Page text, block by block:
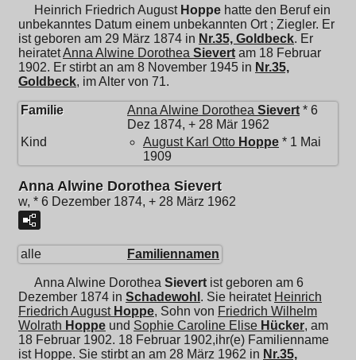
Heinrich Friedrich August Hoppe hatte den Beruf ein
unbekanntes Datum einem unbekannten Ort ; Ziegler. Er
ist geboren am 29 März 1874 in Nr.35, Goldbeck. Er
heiratetAnna Alwine Dorothea Sievert am 18 Februar
1902. Er stirbt an am 8 November 1945 in Nr.35,
Goldbeck, im Alter von 71.
Familie Anna Alwine Dorothea Sievert * 6
Dez 1874, + 28 Mär 1962
Kind
August Karl Otto Hoppe * 1 Mai
1909
Anna Alwine Dorothea Sievert
w, * 6 Dezember 1874, + 28 März 1962
alle Familiennamen
Anna Alwine Dorothea Sievert ist geboren am 6
Dezember 1874 in Schadewohl . Sie heiratet Heinrich
Friedrich August Hoppe, Sohn von Friedrich Wilhelm
Wolrath Hoppe und Sophie Caroline Elise Hücker, am
18 Februar 1902. 18 Februar 1902,ihr(e) Familienname
ist Hoppe. Sie stirbt an am 28 März 1962 in Nr.35,